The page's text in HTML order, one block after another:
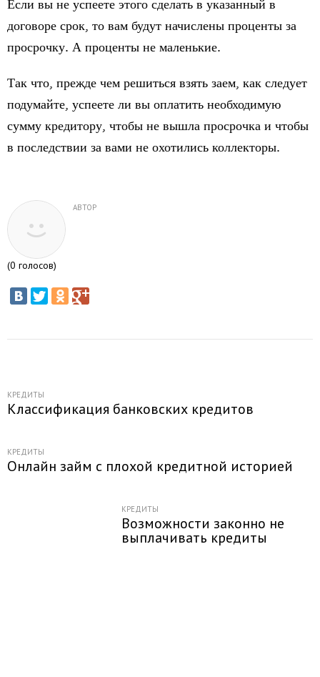
Если вы не успеете этого сделать в указанный в
договоре срок, то вам будут начислены проценты за
просрочку. А проценты не маленькие.
Так что, прежде чем решиться взять заем, как следует
подумайте, успеете ли вы оплатить необходимую
сумму кредитору, чтобы не вышла просрочка и чтобы
в последствии за вами не охотились коллекторы.
АВТОР
(0 голосов)
КРЕДИТЫ
Классификация банковских кредитов
КРЕДИТЫ
Онлайн займ с плохой кредитной историей
КРЕДИТЫ
Возможности законно не
выплачивать кредиты